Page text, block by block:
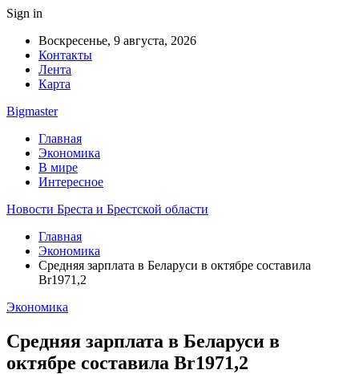
Sign in
Воскресенье, 9 августа, 2026
Контакты
Лента
Карта
Bigmaster
Главная
Экономика
В мире
Интересное
Новости Бреста и Брестской области
Главная
Экономика
Средняя зарплата в Беларуси в октябре составила
Br1971,2
Экономика
Средняя зарплата в Беларуси в
октябре составила Br1971,2